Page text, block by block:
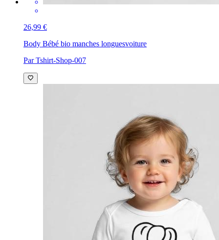
26,99 €
Body Bébé bio manches longuesvoiture
Par Tshirt-Shop-007